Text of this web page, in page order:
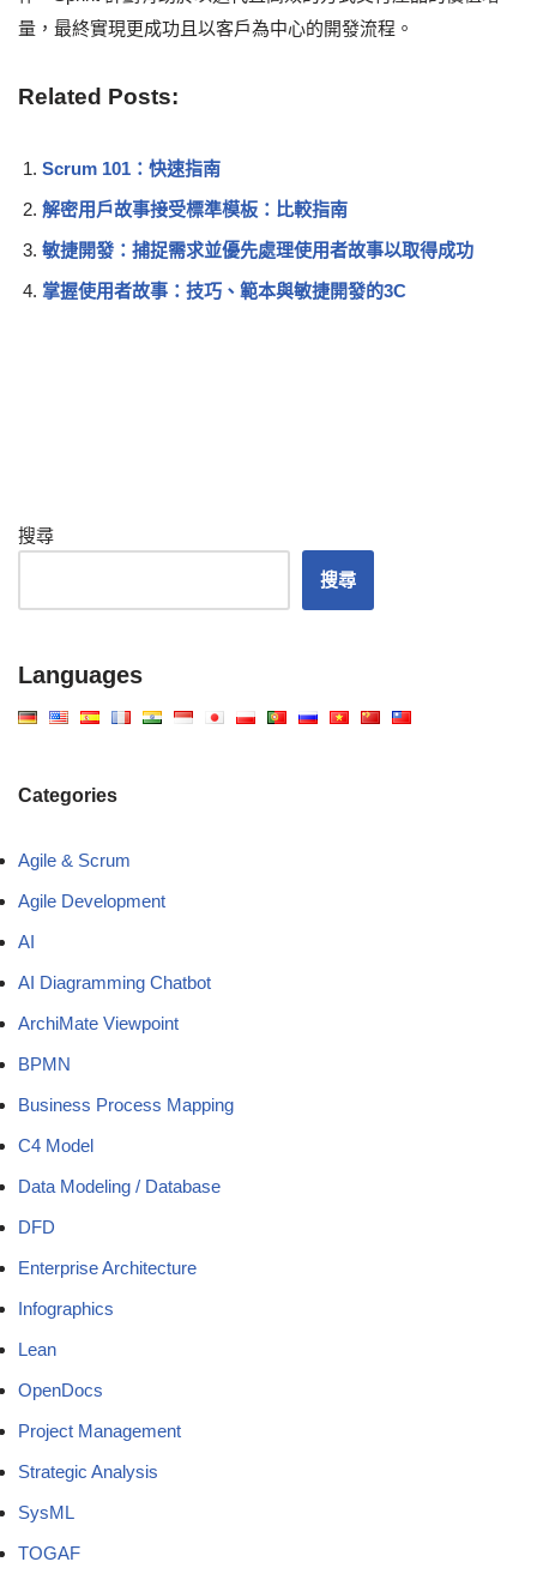
量，最終實現更成功且以客戶為中心的開發流程。
Related Posts:
Scrum 101：快速指南
解密用戶故事接受標準模板：比較指南
敏捷開發：捕捉需求並優先處理使用者故事以取得成功
掌握使用者故事：技巧、範本與敏捷開發的3C
搜尋
搜尋
Languages
Categories
Agile & Scrum
Agile Development
AI
AI Diagramming Chatbot
ArchiMate Viewpoint
BPMN
Business Process Mapping
C4 Model
Data Modeling / Database
DFD
Enterprise Architecture
Infographics
Lean
OpenDocs
Project Management
Strategic Analysis
SysML
TOGAF